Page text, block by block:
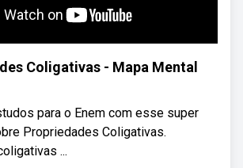
Coligativas - Mapa Mental
para o Enem com esse super
Propriedades Coligativas.
...